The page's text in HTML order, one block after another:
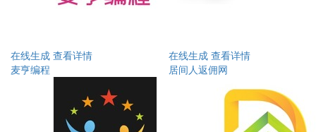
在线生成 查看详情
麦亨编程
在线生成 查看详情
居间人返佣网